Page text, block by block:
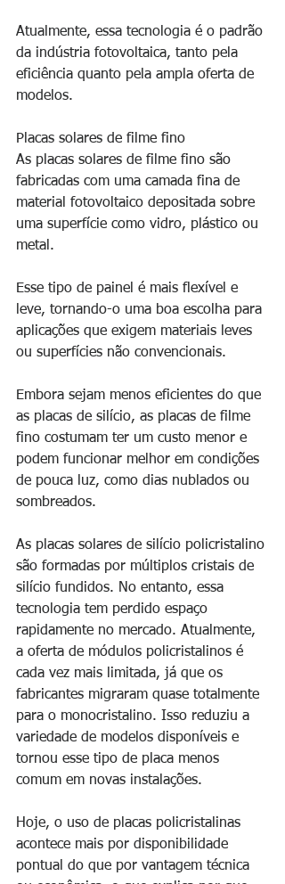
Atualmente, essa tecnologia é o padrão
da indústria fotovoltaica, tanto pela
eficiência quanto pela ampla oferta de
modelos.
Placas solares de filme fino
As placas solares de filme fino são
fabricadas com uma camada fina de
material fotovoltaico depositada sobre
uma superfície como vidro, plástico ou
metal.
Esse tipo de painel é mais flexível e
leve, tornando-o uma boa escolha para
aplicações que exigem materiais leves
ou superfícies não convencionais.
Embora sejam menos eficientes do que
as placas de silício, as placas de filme
fino costumam ter um custo menor e
podem funcionar melhor em condições
de pouca luz, como dias nublados ou
sombreados.
As placas solares de silício policristalino
são formadas por múltiplos cristais de
silício fundidos. No entanto, essa
tecnologia tem perdido espaço
rapidamente no mercado. Atualmente,
a oferta de módulos policristalinos é
cada vez mais limitada, já que os
fabricantes migraram quase totalmente
para o monocristalino. Isso reduziu a
variedade de modelos disponíveis e
tornou esse tipo de placa menos
comum em novas instalações.
Hoje, o uso de placas policristalinas
acontece mais por disponibilidade
pontual do que por vantagem técnica